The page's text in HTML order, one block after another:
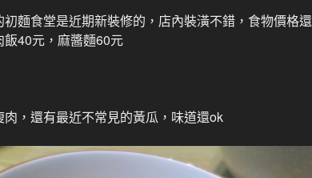
麵食堂是近期新裝修的，店內裝潢不錯，食物價格還
40元，麻醬麵60元
，還有最近不常見的黃瓜，味道還ok